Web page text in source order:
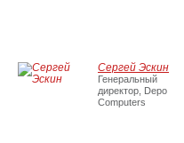
Сергей Эскин
Генеральный
директор, Depo
Computers